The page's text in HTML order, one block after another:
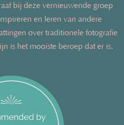
bij deze vernieuwende groep
en leren van andere
over traditionele fotografie
is het mooiste beroep dat er is.